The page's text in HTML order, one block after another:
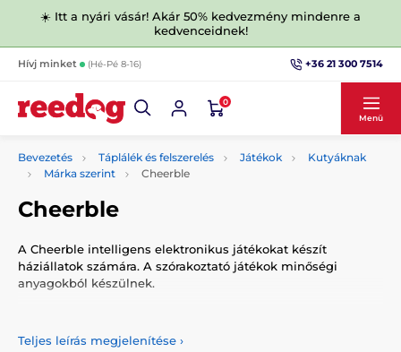
☀️ Itt a nyári vásár! Akár 50% kedvezmény mindenre a
kedvenceidnek!
Hívj minket (Hé-Pé 8-16) +36 21 300 7514
0
Menü
Bevezetés Táplálék és felszerelés Játékok
Kutyáknak
Márka szerint
Cheerble
Cheerble
A Cheerble intelligens elektronikus játékokat készít
háziállatok számára. A szórakoztató játékok minőségi
anyagokból készülnek.
Teljes leírás megjelenítése ›